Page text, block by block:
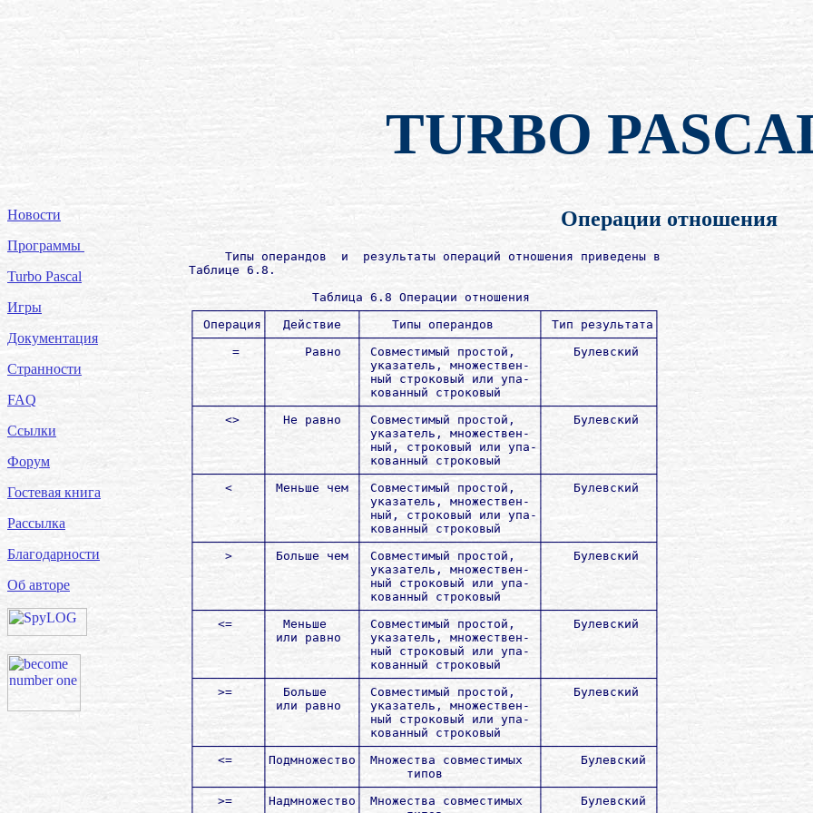
TURBO
Новости
Программы
Turbo Pascal
Игры
Документация
Странности
FAQ
Ссылки
Форум
Гостевая книга
Рассылка
Благодарности
Об авторе
Операции отношения
             Типы операндов  и  результаты операций отношения приведены в
        Таблице 6.8.
                         Таблица 6.8 Операции отношения
        ┌─────────┬────────────┬────────────────────────┬───────────────┐
        │ Операция│  Действие  │    Типы операндов      │ Тип результата│
        ├─────────┼────────────┼────────────────────────┼───────────────┤
        │     =   │     Равно  │ Совместимый простой,   │    Булевский  │
        │         │            │ указатель, множествен- │               │
        │         │            │ ный строковый или упа- │               │
        │         │            │ кованный строковый     │               │
        ├─────────┼────────────┼────────────────────────┼───────────────┤
        │    <>   │  Не равно  │ Совместимый простой,   │    Булевский  │
        │         │            │ указатель, множествен- │               │
        │         │            │ ный, строковый или упа-│               │
        │         │            │ кованный строковый     │               │
        ├─────────┼────────────┼────────────────────────┼───────────────┤
        │    <    │ Меньше чем │ Совместимый простой,   │    Булевский  │
        │         │            │ указатель, множествен- │               │
        │         │            │ ный, строковый или упа-│               │
        │         │            │ кованный строковый     │               │
        ├─────────┼────────────┼────────────────────────┼───────────────┤
        │    >    │ Больше чем │ Совместимый простой,   │    Булевский  │
        │         │            │ указатель, множествен- │               │
        │         │            │ ный строковый или упа- │               │
        │         │            │ кованный строковый     │               │
        ├─────────┼────────────┼────────────────────────┼───────────────┤
        │   <=    │  Меньше    │ Совместимый простой,   │    Булевский  │
        │         │ или равно  │ указатель, множествен- │               │
        │         │            │ ный строковый или упа- │               │
        │         │            │ кованный строковый     │               │
        ├─────────┼────────────┼────────────────────────┼───────────────┤
        │   >=    │  Больше    │ Совместимый простой,   │    Булевский  │
        │         │ или равно  │ указатель, множествен- │               │
        │         │            │ ный строковый или упа- │               │
        │         │            │ кованный строковый     │               │
        ├─────────┼────────────┼────────────────────────┼───────────────┤
        │   <=    │Подмножество│ Множества совместимых  │     Булевский │
        │         │            │      типов             │               │
        ├─────────┼────────────┼────────────────────────┼───────────────┤
        │   >=    │Надмножество│ Множества совместимых  │     Булевский │